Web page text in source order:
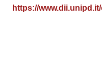
https://